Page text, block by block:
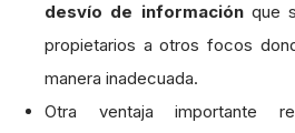
desvío de informaciónque
propietarios a otros focos
manera inadecuada.
Otra ventaja importante